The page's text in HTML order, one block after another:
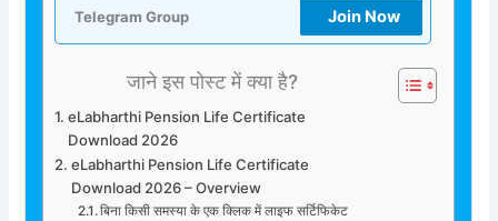
Telegram Group Join Now
जाने इस पोस्ट में क्या है?
eLabharthi Pension Life Certificate
Download 2026
eLabharthi Pension Life Certificate
Download 2026 – Overview
बिना किसी समस्या के एक क्लिक में लाइफ सर्टिफिकेट